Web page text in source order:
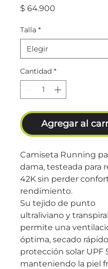
$ 64.900
Talla *
Elegir
Cantidad *
Agregar al
Camiseta Running
dama, testeada para
42K sin perder
rendimiento.
Su tejido de punto
ultraliviano y
permite una
óptima, secado
protección solar UPF
manteniendo la piel